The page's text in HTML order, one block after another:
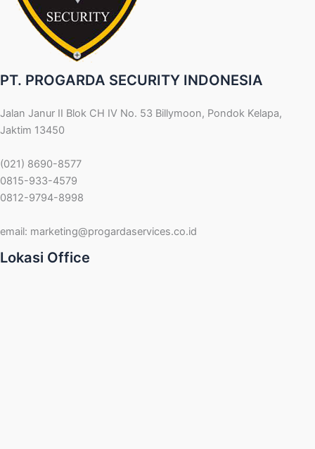
PT. PROGARDA SECURITY INDONESIA
Jalan Janur II Blok CH IV No. 53 Billymoon, Pondok Kelapa,
Jaktim 13450
(021) 8690-8577
0815-933-4579
0812-9794-8998
email: marketing@progardaservices.co.id
Lokasi Office